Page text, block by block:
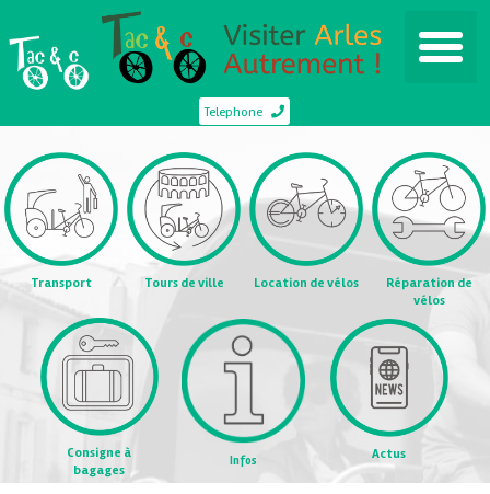
Telephone
Transport Tours de ville Location de vélos
Réparation de
vélos
Consigne à
bagages
Infos Actus